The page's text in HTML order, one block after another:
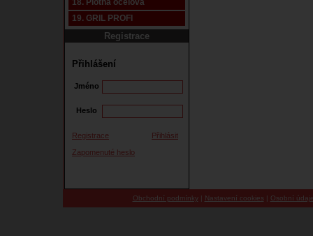
18. Plotna ocelová
19. GRIL PROFI
Registrace
Přihlášení
Jméno
Heslo
Registrace
Přihlásit
Zapomenuté heslo
Obchodní podmínky| Nastavení cookies | Osobní